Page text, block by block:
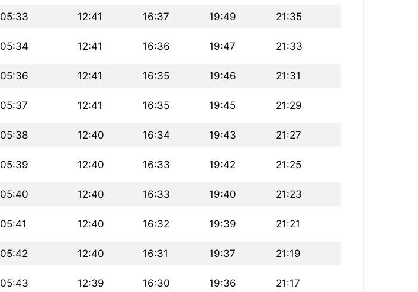
05:33 12:41 16:37 19:49 21:35
05:34 12:41 16:36 19:47 21:33
05:36 12:41 16:35 19:46 21:31
05:37 12:41 16:35 19:45 21:29
05:38 12:40 16:34 19:43 21:27
05:39 12:40 16:33 19:42 21:25
05:40 12:40 16:33 19:40 21:23
05:41 12:40 16:32 19:39 21:21
05:42 12:40 16:31 19:37 21:19
05:43 12:39 16:30 19:36 21:17